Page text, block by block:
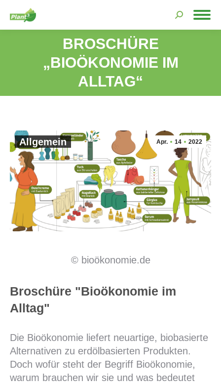
Search:
BROSCHÜRE
„BIOÖKONOMIE IM
ALLTAG“
Sie befinden sich hier:
Apr. 14 2022
Allgemein
© bioökonomie.de
Broschüre "Bioökonomie im
Alltag"
Die Bioökonomie liefert neuartige, biobasierte
Alternativen zu erdölbasierten Produkten.
Doch wofür steht der Begriff Bioökonomie,
warum brauchen wir sie und was bedeutet